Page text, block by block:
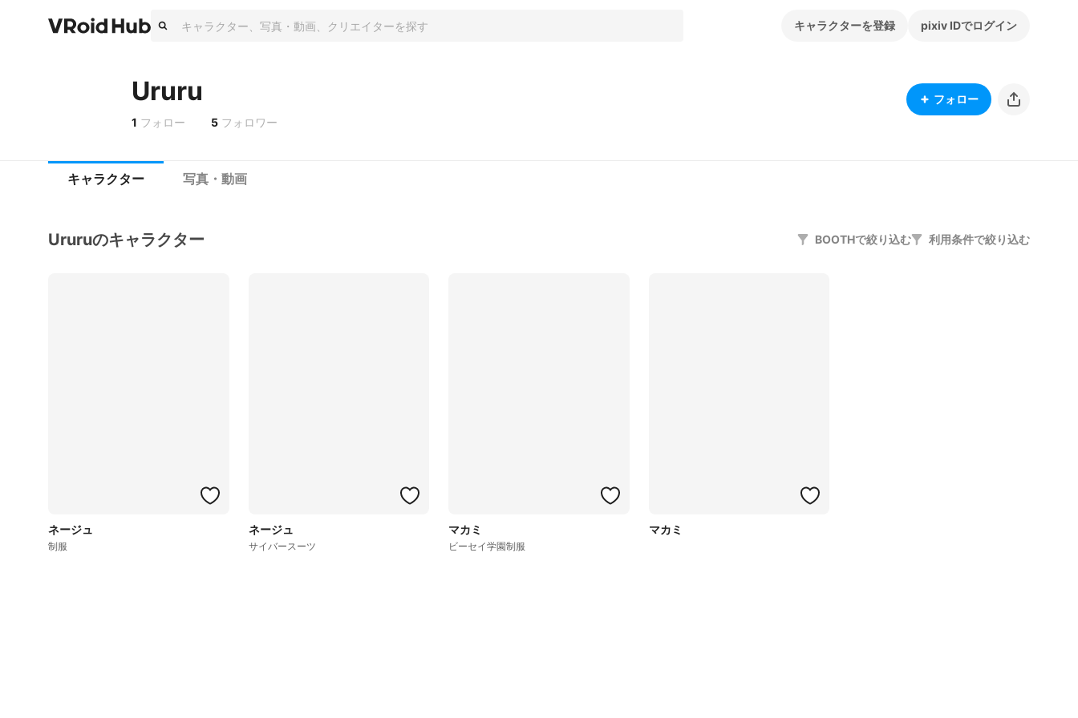
キャラクターを登録 pixiv IDでログイン
Ururu
1 フォロー 5 フォロワー
フォロー
キャラクター 写真・動画
Ururuのキャラクター BOOTHで絞り込む 利用条件で絞り込む
ネージュ
制服
ネージュ
サイバースーツ
マカミ
ビーセイ学園制服
マカミ